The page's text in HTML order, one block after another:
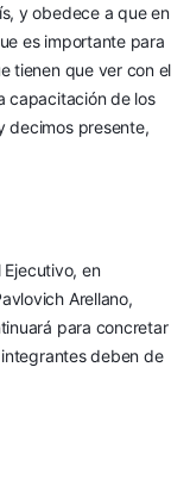
y obedece a que en
es importante para
tienen que ver con el
capacitación de los
decimos presente,
en
Arellano,
para concretar
deben de